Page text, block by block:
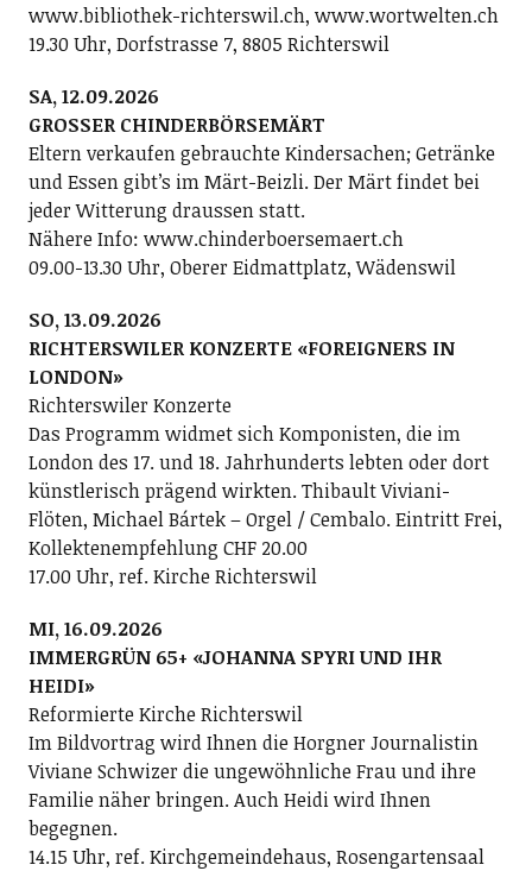
www.bibliothek-richterswil.ch, www.wortwelten.ch
19.30 Uhr, Dorfstrasse 7, 8805 Richterswil
SA, 12.09.2026
GROSSER CHINDERBÖRSEMÄRT
Eltern verkaufen gebrauchte Kindersachen; Getränke
und Essen gibt’s im Märt-Beizli. Der Märt findet bei
jeder Witterung draussen statt.
Nähere Info: www.chinderboersemaert.ch
09.00-13.30 Uhr, Oberer Eidmattplatz, Wädenswil
SO, 13.09.2026
RICHTERSWILER KONZERTE «FOREIGNERS IN
LONDON»
Richterswiler Konzerte
Das Programm widmet sich Komponisten, die im
London des 17. und 18. Jahrhunderts lebten oder dort
künstlerisch prägend wirkten. Thibault Viviani-
Flöten, Michael Bártek – Orgel / Cembalo. Eintritt Frei,
Kollektenempfehlung CHF 20.00
17.00 Uhr, ref. Kirche Richterswil
MI, 16.09.2026
IMMERGRÜN 65+ «JOHANNA SPYRI UND IHR
HEIDI»
Reformierte Kirche Richterswil
Im Bildvortrag wird Ihnen die Horgner Journalistin
Viviane Schwizer die ungewöhnliche Frau und ihre
Familie näher bringen. Auch Heidi wird Ihnen
begegnen.
14.15 Uhr, ref. Kirchgemeindehaus, Rosengartensaal